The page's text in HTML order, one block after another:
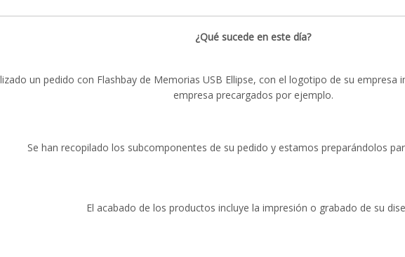
¿Qué sucede en este día?
un pedido con Flashbay de Memorias USB Ellipse, con el logotipo de su empresa
empresa precargados por ejemplo.
Se han recopilado los subcomponentes de su pedido y estamos preparándolos
El acabado de los productos incluye la impresión o grabado de su